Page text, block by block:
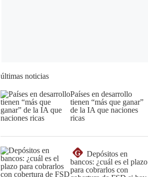
últimas noticias
Países en desarrollo
tienen “más que ganar”
de la IA que naciones
ricas
G
Depósitos en
bancos: ¿cuál es el plazo
para cobrarlos con